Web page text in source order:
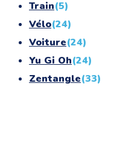
Train(5)
Vélo(24)
Voiture(24)
Yu Gi Oh(24)
Zentangle(33)